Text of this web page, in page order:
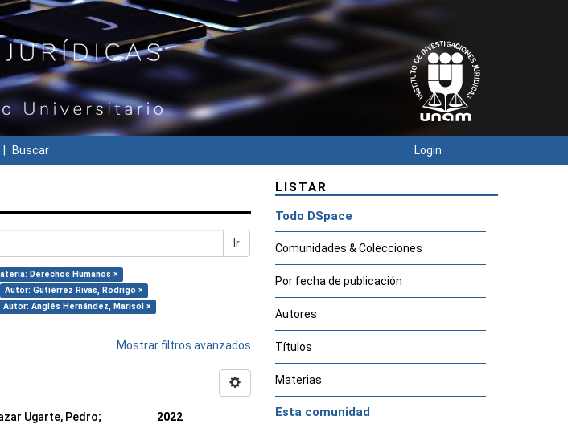
Buscar Login
Ir
Derechos Humanos ×
Autor: Gutiérrez Rivas, Rodrigo ×
Autor: Anglés Hernández, Marisol ×
Mostrar filtros avanzados
Ugarte, Pedro;
2022
LISTAR
Todo DSpace
Comunidades & Colecciones
Por fecha de publicación
Autores
Títulos
Materias
Esta comunidad